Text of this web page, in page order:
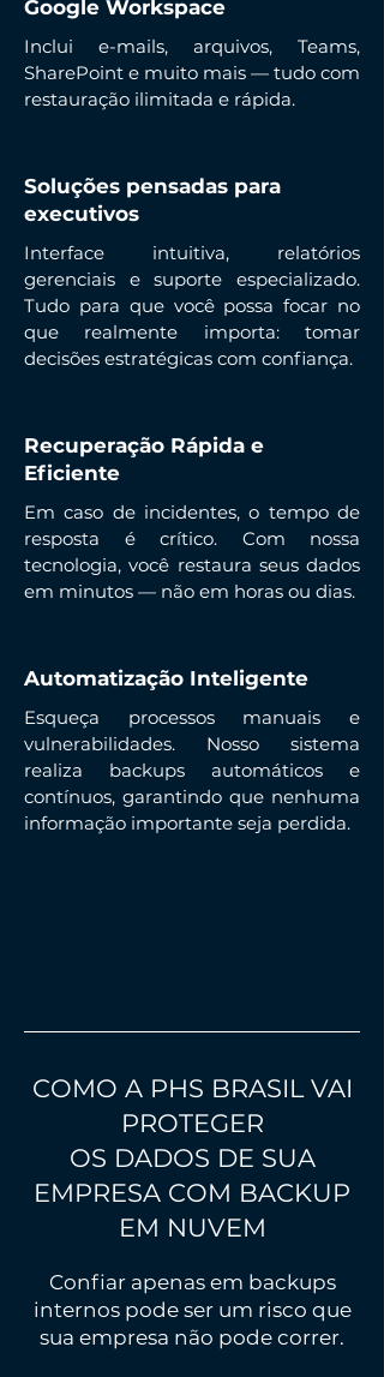
Google Workspace
Inclui e-mails, arquivos, Teams,
SharePoint e muito mais — tudo com
restauração ilimitada e rápida.
Soluções pensadas para
executivos
Interface intuitiva, relatórios
gerenciais e suporte especializado.
Tudo para que você possa focar no
que realmente importa: tomar
decisões estratégicas com confiança.
Recuperação Rápida e
Eficiente
Em caso de incidentes, o tempo de
resposta é crítico. Com nossa
tecnologia, você restaura seus dados
em minutos — não em horas ou dias.
Automatização Inteligente
Esqueça processos manuais e
vulnerabilidades. Nosso sistema
realiza backups automáticos e
contínuos, garantindo que nenhuma
informação importante seja perdida.
COMO A PHS BRASIL VAI
PROTEGER
OS DADOS DE SUA
EMPRESA COM BACKUP
EM NUVEM
Confiar apenas em backups
internos pode ser um risco que
sua empresa não pode correr.